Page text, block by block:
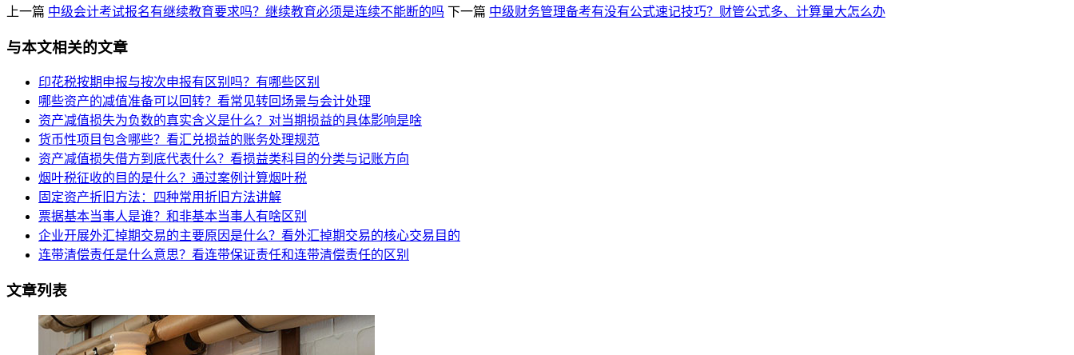
上一篇 中级会计考试报名有继续教育要求吗？继续教育必须是连续不能断的吗 下一篇 中级财务管理备考有没有公式速记技巧？财管公式多、计算量大怎么办
与本文相关的文章
印花税按期申报与按次申报有区别吗？有哪些区别
哪些资产的减值准备可以回转？看常见转回场景与会计处理
资产减值损失为负数的真实含义是什么？对当期损益的具体影响是啥
货币性项目包含哪些？看汇兑损益的账务处理规范
资产减值损失借方到底代表什么？看损益类科目的分类与记账方向
烟叶税征收的目的是什么？通过案例计算烟叶税
固定资产折旧方法：四种常用折旧方法讲解
票据基本当事人是谁？和非基本当事人有啥区别
企业开展外汇掉期交易的主要原因是什么？看外汇掉期交易的核心交易目的
连带清偿责任是什么意思？看连带保证责任和连带清偿责任的区别
文章列表